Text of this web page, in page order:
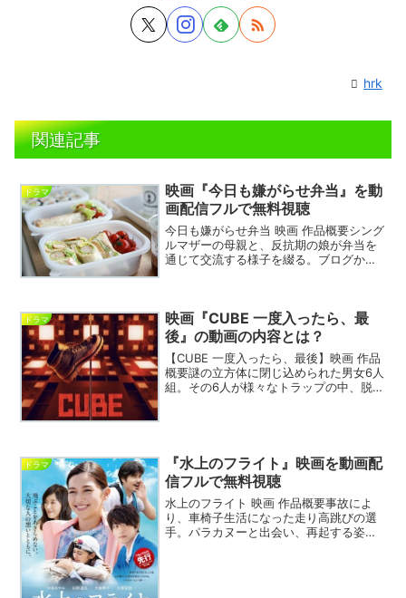
hrk
関連記事
ドラマ
映画『今日も嫌がらせ弁当』を動
画配信フルで無料視聴
今日も嫌がらせ弁当 映画 作品概要シング
ルマザーの母親と、反抗期の娘が弁当を
通じて交流する様子を綴る。ブログから
嫌がらせ弁当 ...
ドラマ
映画『CUBE 一度入ったら、最
後』の動画の内容とは？
【CUBE 一度入ったら、最後】映画 作品
概要謎の立方体に閉じ込められた男女6人
組。その6人が様々なトラップの中、脱出
ドラマ
『水上のフライト』映画を動画配
信フルで無料視聴
水上のフライト 映画 作品概要事故によ
り、車椅子生活になった走り高跳びの選
手。パラカヌーと出会い、再起する姿を